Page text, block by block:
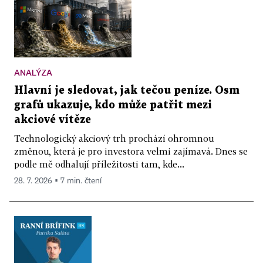
ANALÝZA
Hlavní je sledovat, jak tečou peníze. Osm
grafů ukazuje, kdo může patřit mezi
akciové vítěze
Technologický akciový trh prochází ohromnou
změnou, která je pro investora velmi zajímavá. Dnes se
podle mě odhalují příležitosti tam, kde...
28. 7. 2026 ▪ 7 min. čtení